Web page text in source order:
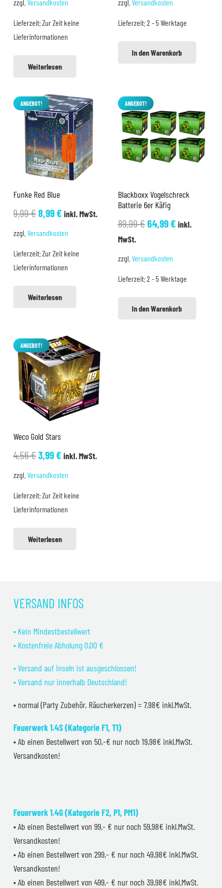
19,99 €12,99 €.
zzgl. Versandkosten
Lieferzeit:Zur Zeit keine
Lieferinformationen
Weiterlesen
15,90 €14,99 €.
zzgl. Versandkosten
Lieferzeit:2 - 5 Werktage
In den Warenkorb
ANGEBOT!
Funke Red Blue
9,99€Ursprünglicher
9,99 €
8,99€Aktueller
8,99 €.
inkl. MwSt.
zzgl. Versandkosten
Lieferzeit:Zur Zeit keine
Lieferinformationen
Weiterlesen
ANGEBOT!
Blackboxx Vogelschreck
Batterie 6er Käfig
89,99€Ursprünglicher
64,99€Aktueller
inkl.
MwSt.
zzgl. Versandkosten
Lieferzeit:2 - 5 Werktage
In den Warenkorb
ANGEBOT!
Weco Gold Stars
4,56€Ursprünglicher
4,56 €
3,99€Aktueller
3,99 €.
inkl. MwSt.
zzgl. Versandkosten
Lieferzeit:Zur Zeit keine
Lieferinformationen
Weiterlesen
VERSAND INFOS
• Kein Mindestbestellwert
• Kostenfreie Abholung 0,00 €
• Versand auf Inseln ist ausgeschlossen!
• Versand nur innerhalb Deutschland!
• normal (Party Zubehör, Räucherkerzen) = 7,98€ inkl.MwSt.
Feuerwerk 1.4S (Kategorie F1, T1)
• Ab einen Bestellwert von 50,-€ nur noch 19,98€ inkl.MwSt.
Versandkosten!
Feuerwerk 1.4G (Kategorie F2, P1, PM1)
• Ab einen Bestellwert von 99,- € nur noch 59,98€ inkl.MwSt.
Versandkosten!
• Ab einen Bestellwert von 299,- € nur noch 49,98€ inkl.MwSt.
Versandkosten!
• Ab einen Bestellwert von 499,- € nur noch 39,98€ inkl.MwSt.